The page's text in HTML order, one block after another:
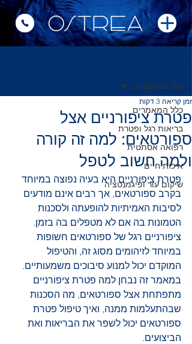
כלל המאמרים
בריאות רגל ופטרת
רפואה אסתטית
איכות חיים
שיקום עור ופיגמנטציה
כלל המאמרים
פטרת ציפורניים אצל
ספורטאים: למה זה קורה
ולמה חשוב לטפל
זמן קריאה 3 דקות
פטרת ציפורניים היא בעיה נפוצה במיוחד
בקרב ספורטאים, אך רבים אינם מודעים
לסיבות האמיתיות להופעתה ולסכנות
הטמונות בה אם לא מטפלים בה בזמן.
ציפורניים רגל של ספורטאים חשופות
במיוחד לזיהומים מסוג זה, והטיפול
המוקדם יכול למנוע סיבוכים משמעותיים.
במאמר זה נבחן למה פטרת ציפורניים
מתפתחת אצל ספורטאים, מה הסכנות
שבהתעלמות ממנה, ואיך טיפול פטרת
ספורטאים יכול לשפר את הבריאות ואת
הביצועים.